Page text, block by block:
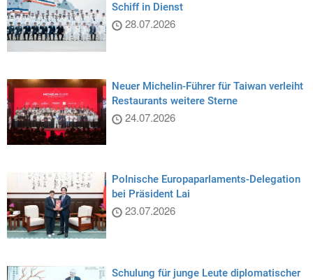
Schiff in Dienst
28.07.2026
Neuer Michelin-Führer für Taiwan verleiht
Restaurants weitere Sterne
24.07.2026
Polnische Europaparlaments-Delegation
bei Präsident Lai
23.07.2026
Schulung für junge Leute diplomatischer